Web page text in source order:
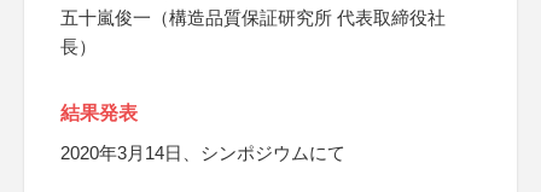
五十嵐俊一（構造品質保証研究所 代表取締役社
長）
結果発表
2020年3月14日、シンポジウムにて